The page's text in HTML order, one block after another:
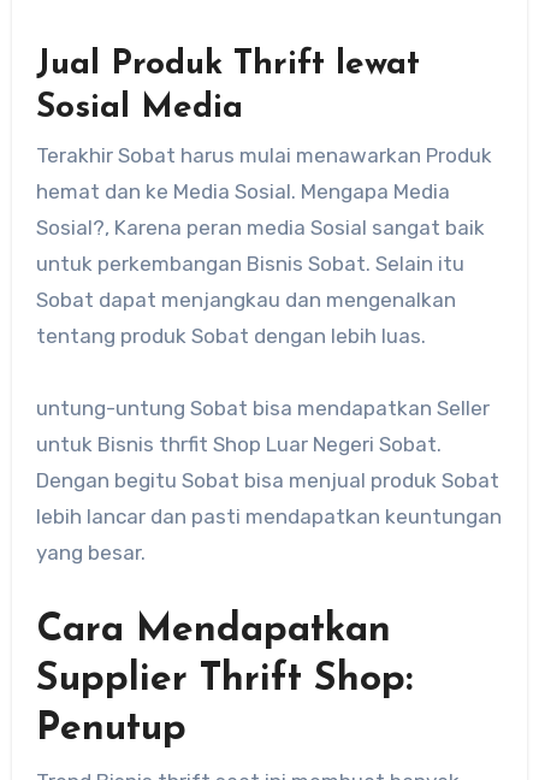
Jual Produk Thrift lewat
Sosial Media
Terakhir Sobat harus mulai menawarkan Produk
hemat dan ke Media Sosial. Mengapa Media
Sosial?, Karena peran media Sosial sangat baik
untuk perkembangan Bisnis Sobat. Selain itu
Sobat dapat menjangkau dan mengenalkan
tentang produk Sobat dengan lebih luas.
untung-untung Sobat bisa mendapatkan Seller
untuk Bisnis thrfit Shop Luar Negeri Sobat.
Dengan begitu Sobat bisa menjual produk Sobat
lebih lancar dan pasti mendapatkan keuntungan
yang besar.
Cara Mendapatkan
Supplier Thrift Shop:
Penutup